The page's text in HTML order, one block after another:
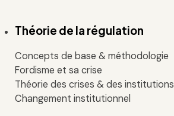
Théorie de la régulation
Concepts de base & méthodologie
Fordisme et sa crise
Théorie des crises & des institutions
Changement institutionnel